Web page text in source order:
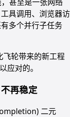
甚至是一张网络
具调用、浏览器访
多个并行子任务
飞轮带来的新工程
应对的。
再稳定
二元